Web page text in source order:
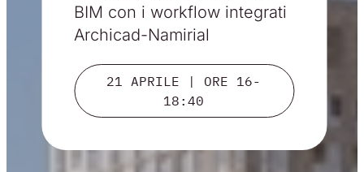
BIM con i workflow integrati
Archicad-Namirial
21 APRILE | ORE 16-
18:40